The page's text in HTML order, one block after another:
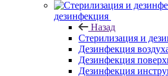
дезинфекция
Назад
Стерилизация и
Дезинфекция
Дезинфекция
Дезинфекция